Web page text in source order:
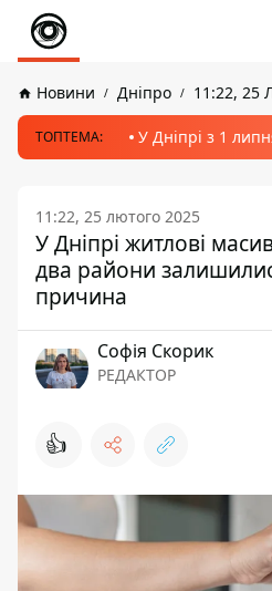
Новини Дніпро 11:22, 25
ТОПТЕМА: У Дніпрі з 1
11:22, 25 лютого 2025
У Дніпрі житлові
два райони
причина
Софія Скорик
РЕДАКТОР
👍